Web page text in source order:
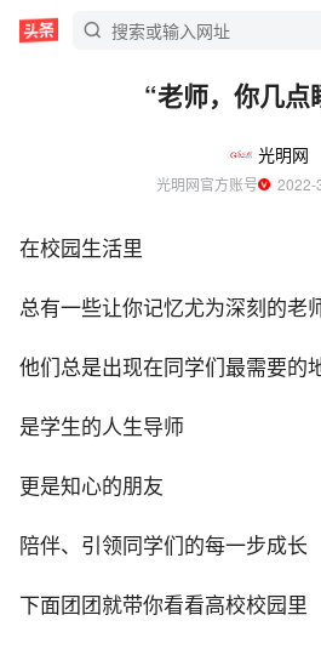
“老师，你几点
光明网
光明网官方账号
在校园生活里
总有一些让你记忆尤为深刻的老
他们总是出现在同学们最需要的
是学生的人生导师
更是知心的朋友
陪伴、引领同学们的每一步成长
下面团团就带你看看高校校园里